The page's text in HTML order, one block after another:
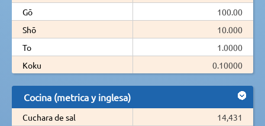
Gō
100.00
Shō
10.000
To
1.0000
Koku
0.10000
Cocina (metrica y inglesa)
Cuchara de sal
14,431